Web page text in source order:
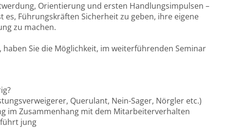
Orientierung und ersten Handlungsimpulsen –
es, Führungskräften Sicherheit zu geben, ihre eigene
zu machen.
Sie die Möglichkeit, im weiterführenden Seminar
Querulant, Nein-Sager, Nörgler etc.)
im Zusammenhang mit dem Mitarbeiterverhalten
jung